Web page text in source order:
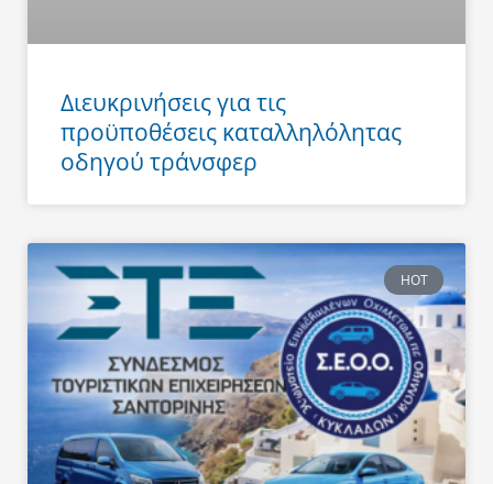
Διευκρινήσεις για τις
προϋποθέσεις καταλληλόλητας
οδηγού τράνσφερ
HOT